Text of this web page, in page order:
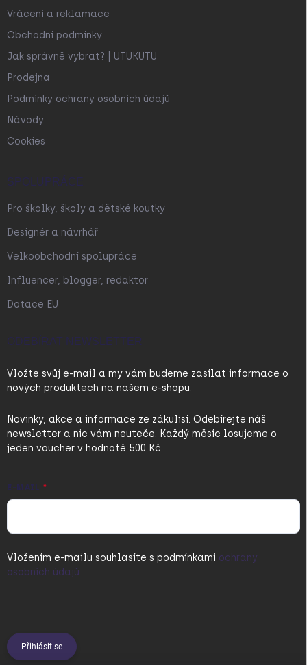
Vrácení a reklamace
Obchodní podmínky
Jak správně vybrat? | UTUKUTU
Prodejna
Podmínky ochrany osobních údajů
Návody
Cookies
SPOLUPRÁCE
Pro školky, školy a dětské koutky
Designér a návrhář
Velkoobchodní spolupráce
Influencer, blogger, redaktor
Dotace EU
ODEBÍRAT NEWSLETTER
Vložte svůj e-mail a my vám budeme zasílat informace o
nových produktech na našem e-shopu.
Novinky, akce a informace ze zákulisí. Odebírejte náš
newsletter a nic vám neuteče. Každý měsíc losujeme o
jeden voucher v hodnotě 500 Kč.
E-MAIL
Vložením e-mailu souhlasíte s podmínkami ochrany
osobních údajů
Přihlásit se